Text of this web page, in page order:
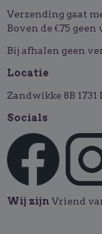
Verzending gaat
Boven de €75
Bij afhalen geen
Locatie
Zandwikke 8B
Socials
Wij zijn Vriend